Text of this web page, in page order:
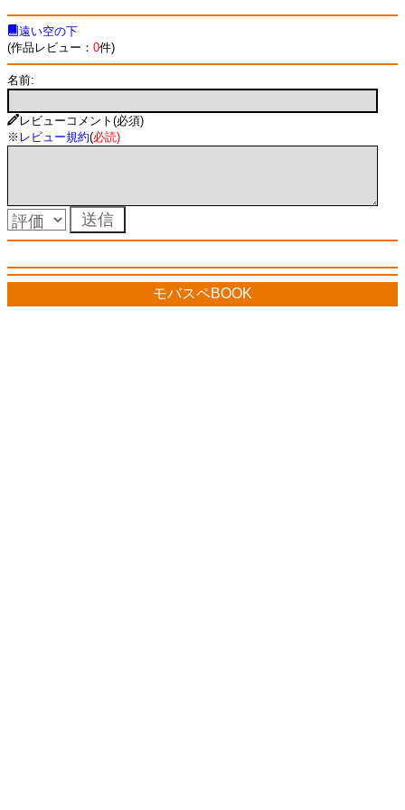
遠い空の下
(作品レビュー： 0件)
名前:
レビューコメント(必須)
※ レビュー規約(必読)
モバスペBOOK